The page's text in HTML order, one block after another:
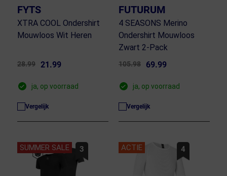
FYTS
XTRA COOL Ondershirt
Mouwloos Wit Heren
28.99 21.99
ja, op voorraad
Vergelijk
FUTURUM
4 SEASONS Merino
Ondershirt Mouwloos
Zwart 2-Pack
105.98 69.99
ja, op voorraad
Vergelijk
SUMMER SALE 3 ACTIE 4